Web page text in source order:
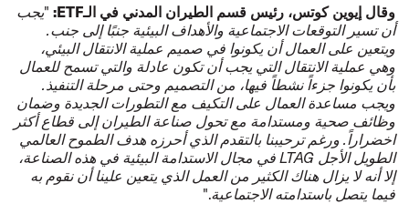
وقال إيوين كوتس، رئيس قسم الطيران المدني في الـETF
:
"يجب
أن تسير التوقعات الاجتماعية والأهداف البيئية جنبًا إلى جنب.
ويتعين على العمال أن يكونوا في صميم عملية الانتقال البيئي،
وهي عملية الانتقال التي يجب أن تكون عادلة والتي تسمح للعمال
بأن يكونوا جزءاً نشطاً فيها، من التصميم وحتى مرحلة التنفيذ.
ويجب مساعدة العمال على التكيف مع التطورات الجديدة وضمان
وظائف صحية ومستدامة مع تحول صناعة الطيران إلى قطاع أكثر
اخضراراً. ورغم ترحيبنا بالتقدم الذي أحرزه هدف الطموح العالمي
الطويل الأجل LTAGفي مجال الاستدامة البيئية في هذه الصناعة،
إلا أنه لا يزال هناك الكثير من العمل الذي يتعين علينا أن نقوم به
فيما يتصل باستدامته الاجتماعية."